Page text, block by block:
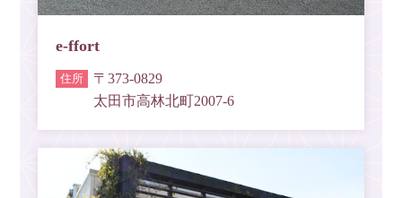
e-ffort
〒373-0829
太田市高林北町2007-6